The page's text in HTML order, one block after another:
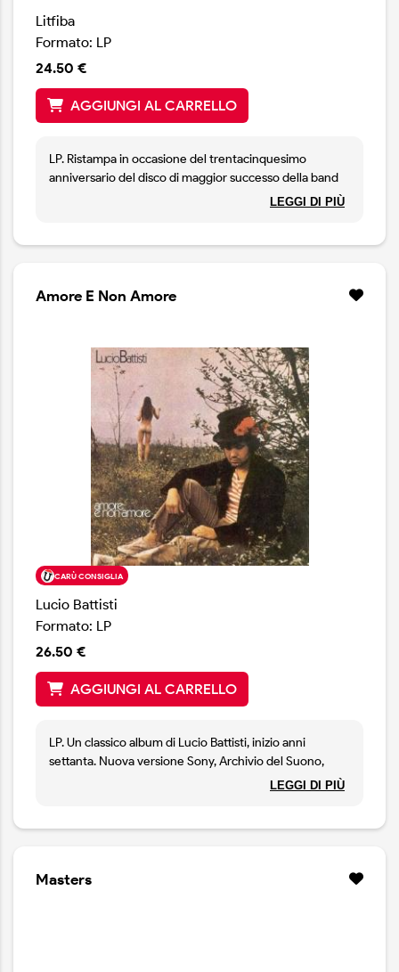
Litfiba
Formato: LP
24.50 €
AGGIUNGI AL CARRELLO
LP. Ristampa in occasione del trentacinquesimo
anniversario del disco di maggior successo della band
fiorentina. Edizione limitata vinile splatter 180gr.LEGGI DI PIÙ
Amore E Non Amore
CARÙ CONSIGLIA
Lucio Battisti
Formato: LP
26.50 €
AGGIUNGI AL CARRELLO
LP. Un classico album di Lucio Battisti, inizio anni
settanta. Nuova versione Sony, Archivio del Suono,
2021. Il disco originale rimasterizzato, ricco libretto con
LEGGI DI PIÙ
Masters